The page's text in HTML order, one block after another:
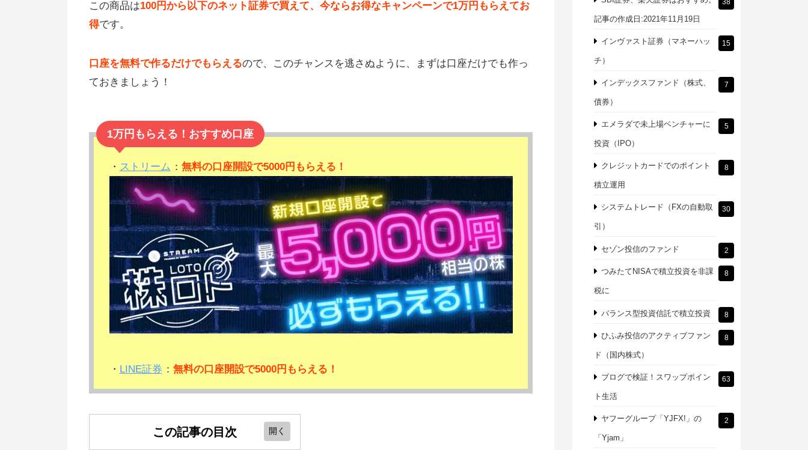
この商品は100円から以下のネット証券で買えて、今ならお得なキャンペーンで1万円もらえてお
得です。
口座を無料で作るだけでもらえるので、このチャンスを逃さぬように、まずは口座だけでも作っ
ておきましょう！
1万円もらえる！おすすめ口座
・ ストリーム ： 無料の口座開設で5000円もらえる！
・ LINE証券 ： 無料の口座開設で5000円もらえる！
この記事の目次
記事の作成日:2021年11月19日
38
インヴァスト証券（マネーハッ
チ）
15
インデックスファンド（株式、
債券）
7
エメラダで未上場ベンチャーに
投資（IPO）
5
クレジットカードでのポイント
積立運用
8
システムトレード（FXの自動取
引）
30
セゾン投信のファンド 2
つみたてNISAで積立投資を非課
税に
8
バランス型投資信託で積立投資 8
ひふみ投信のアクティブファン
ド（国内株式）
8
ブログで検証！スワップポイン
ト生活
63
ヤフーグループ「YJFX!」の
「Yjam」
2